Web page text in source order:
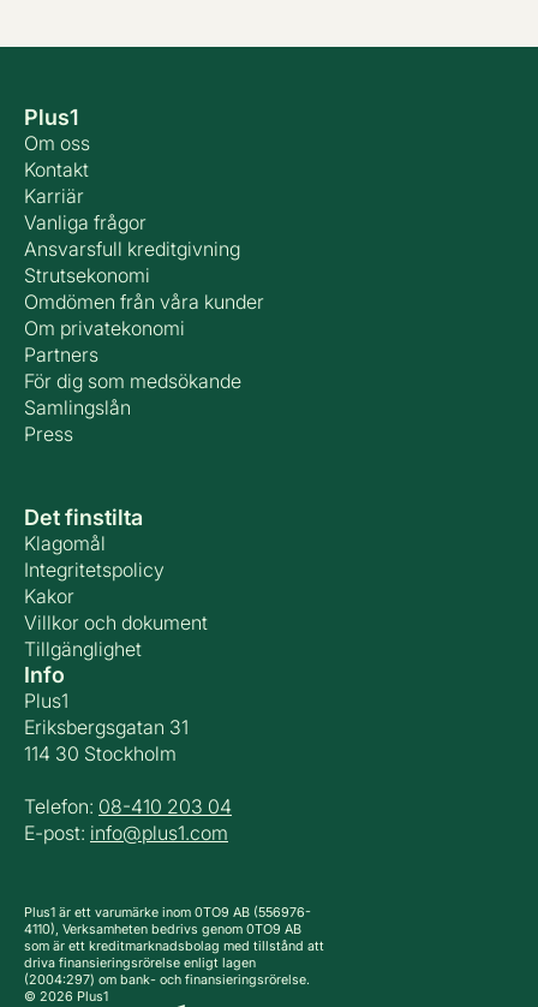
Plus1 är ett varumärke inom 0TO9 AB (556976-
4110), Verksamheten bedrivs genom 0TO9 AB
som är ett kreditmarknadsbolag med tillstånd att
driva finansieringsrörelse enligt lagen
(2004:297) om bank- och finansieringsrörelse.
© 2026 Plus1
Plus1
Om oss
Kontakt
Karriär
Vanliga frågor
Ansvarsfull kreditgivning
Strutsekonomi
Omdömen från våra kunder
Om privatekonomi
Partners
För dig som medsökande
Samlingslån
Press
Det finstilta
Klagomål
Integritetspolicy
Kakor
Villkor och dokument
Tillgänglighet
Info
Plus1
Eriksbergsgatan 31
114 30 Stockholm
Telefon: 08-410 203 04
E-post: info@plus1.com